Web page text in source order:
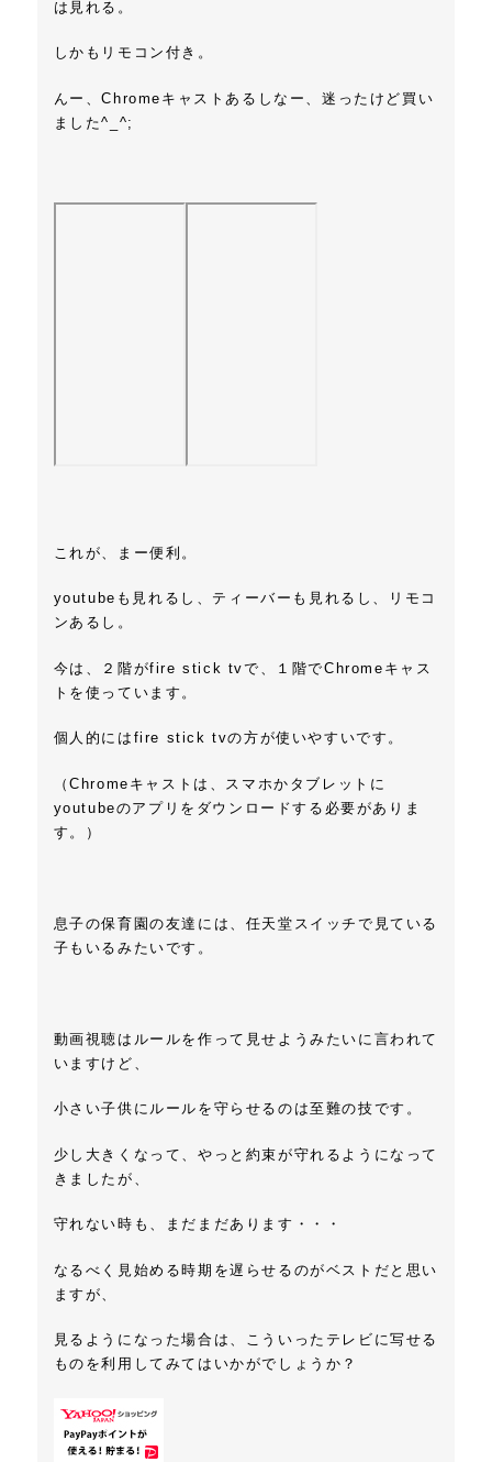
は見れる。
しかもリモコン付き。
んー、Chromeキャストあるしなー、迷ったけど買い
ました^_^;
これが、まー便利。
youtubeも見れるし、ティーバーも見れるし、リモコ
ンあるし。
今は、２階がfire stick tvで、１階でChromeキャス
トを使っています。
個人的にはfire stick tvの方が使いやすいです。
（Chromeキャストは、スマホかタブレットに
youtubeのアプリをダウンロードする必要がありま
す。）
息子の保育園の友達には、任天堂スイッチで見ている
子もいるみたいです。
動画視聴はルールを作って見せようみたいに言われて
いますけど、
小さい子供にルールを守らせるのは至難の技です。
少し大きくなって、やっと約束が守れるようになって
きましたが、
守れない時も、まだまだあります・・・
なるべく見始める時期を遅らせるのがベストだと思い
ますが、
見るようになった場合は、こういったテレビに写せる
ものを利用してみてはいかがでしょうか？